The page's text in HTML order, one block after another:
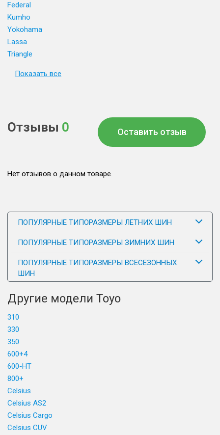
Federal
Kumho
Yokohama
Lassa
Triangle
Показать все
Отзывы 0 Оставить отзыв
Нет отзывов о данном товаре.
ПОПУЛЯРНЫЕ ТИПОРАЗМЕРЫ ЛЕТНИХ ШИН
ПОПУЛЯРНЫЕ ТИПОРАЗМЕРЫ ЗИМНИХ ШИН
ПОПУЛЯРНЫЕ ТИПОРАЗМЕРЫ ВСЕСЕЗОННЫХ
ШИН
Другие модели Toyo
310
330
350
600+4
600-HT
800+
Celsius
Celsius AS2
Celsius Cargo
Celsius CUV